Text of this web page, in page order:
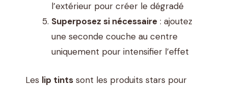
l’extérieur pour créer le dégradé
Superposez si nécessaire : ajoutez
une seconde couche au centre
uniquement pour intensifier l’effet
Les lip tints sont les produits stars pour